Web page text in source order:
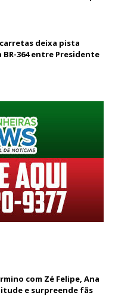
deixa pista
364 entre Presidente
com Zé Felipe, Ana
e surpreende fãs